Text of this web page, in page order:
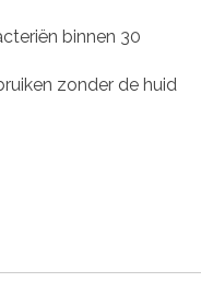
binnen 30
zonder de huid